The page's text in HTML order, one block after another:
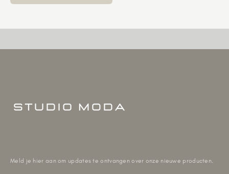
Meld je hier aan om updates te ontvangen over onze nieuwe producten.